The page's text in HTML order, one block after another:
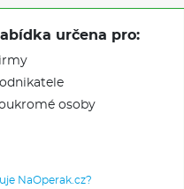
určena pro:
osoby
NaOperak.cz?